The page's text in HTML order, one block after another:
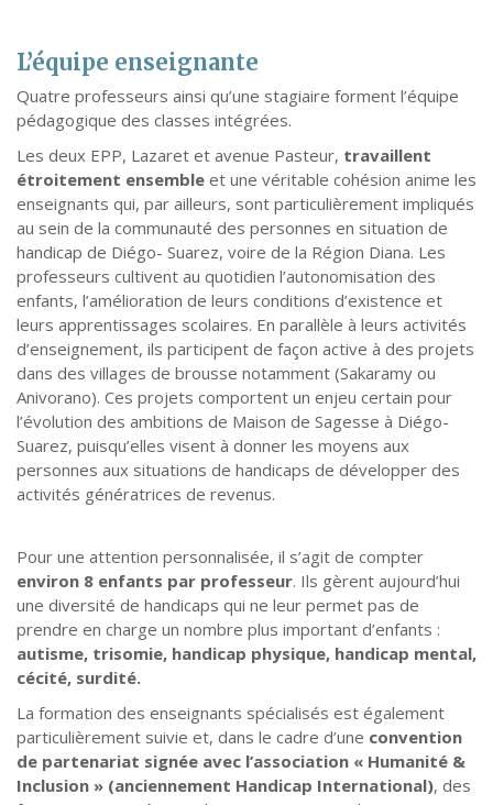
L’équipe enseignante
Quatre professeurs ainsi qu’une stagiaire forment l’équipe
pédagogique des classes intégrées.
Les deux EPP, Lazaret et avenue Pasteur, travaillent
étroitement ensemble et une véritable cohésion anime les
enseignants qui, par ailleurs, sont particulièrement impliqués
au sein de la communauté des personnes en situation de
handicap de Diégo- Suarez, voire de la Région Diana. Les
professeurs cultivent au quotidien l’autonomisation des
enfants, l’amélioration de leurs conditions d’existence et
leurs apprentissages scolaires. En parallèle à leurs activités
d’enseignement, ils participent de façon active à des projets
dans des villages de brousse notamment (Sakaramy ou
Anivorano). Ces projets comportent un enjeu certain pour
l’évolution des ambitions de Maison de Sagesse à Diégo-
Suarez, puisqu’elles visent à donner les moyens aux
personnes aux situations de handicaps de développer des
activités génératrices de revenus.
Pour une attention personnalisée, il s’agit de compter
environ 8 enfants par professeur. Ils gèrent aujourd’hui
une diversité de handicaps qui ne leur permet pas de
prendre en charge un nombre plus important d’enfants :
autisme, trisomie, handicap physique, handicap mental,
cécité, surdité.
La formation des enseignants spécialisés est également
particulièrement suivie et, dans le cadre d’une convention
de partenariat signée avec l’association « Humanité &
Inclusion » (anciennement Handicap International), des